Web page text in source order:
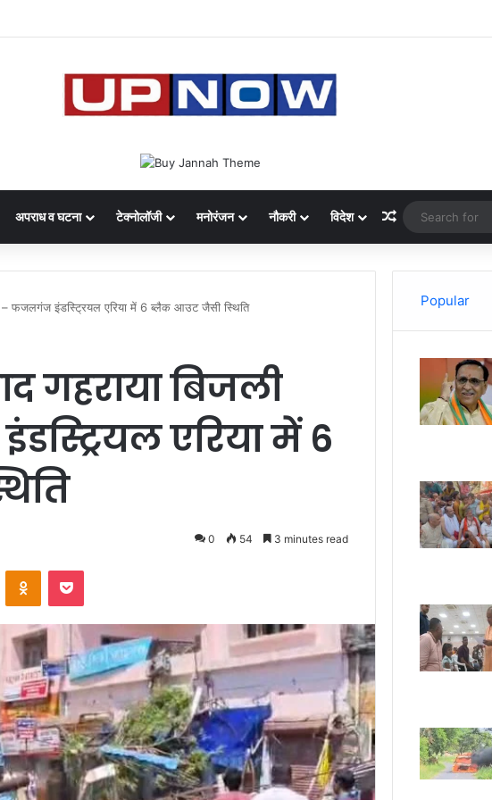
साइबर घोटाला: 40 युवतियों समेत 119 गिरफ्तार
अपराध व घटना टेक्नोलॉजी मनोरंजन नौकरी विदेश Random Article
फजलगंज इंडस्ट्रियल एरिया में 6 ब्लैक आउट जैसी स्थिति
गहराया बिजली
एरिया में 6
0 54 3 minutes read
Odnoklassniki
Pocket
Popular